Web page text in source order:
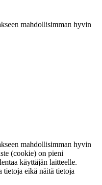
mahdollisimman hyvin
mahdollisimman hyvin
(cookie) on pieni
käyttäjän laitteelle.
tietoja eikä näitä tietoja